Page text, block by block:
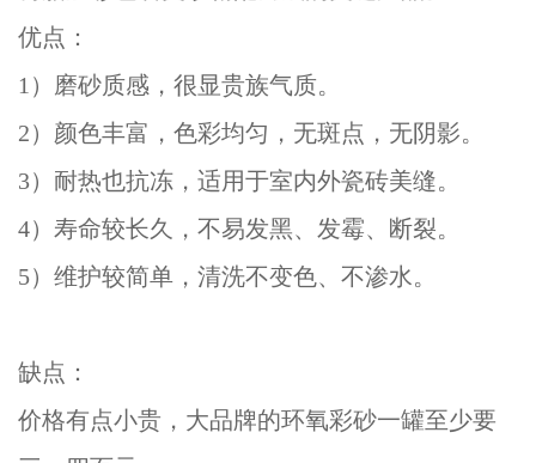
优点：
1）磨砂质感，很显贵族气质。
2）颜色丰富，色彩均匀，无斑点，无阴影。
3）耐热也抗冻，适用于室内外瓷砖美缝。
4）寿命较长久，不易发黑、发霉、断裂。
5）维护较简单，清洗不变色、不渗水。
缺点：
价格有点小贵，大品牌的环氧彩砂一罐至少要